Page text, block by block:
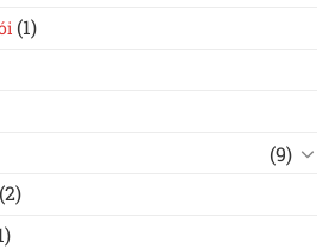
(1)
(9)
(2)